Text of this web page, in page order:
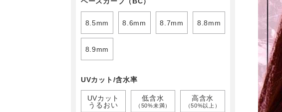
8.5mm 8.6mm 8.7mm 8.8mm
8.9mm
UVカット/含水率
UVカット
うるおい
低含水
（50%未満）
高含水
（50%以上）